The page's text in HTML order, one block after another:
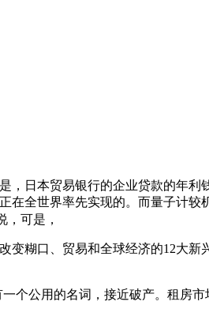
日本贸易银行的企业贷款的年利
在全世界率先实现的。而量子计较
，可是，
变糊口、贸易和全球经济的12大
公用的名词，接近破产。租房市